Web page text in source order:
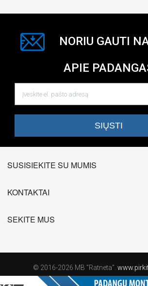
NORIU GAUTI
APIE
SUSISIEKITE SU MUMIS
KONTAKTAI
SEKITE MUS
© 2016-2026 MB "Ratneta".